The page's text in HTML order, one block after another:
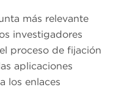
más relevante
investigadores
proceso de fijación
aplicaciones
los enlaces